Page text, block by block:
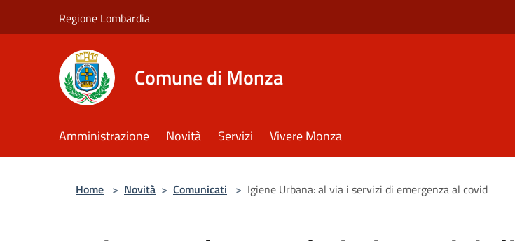
Regione Lombardia
Comune di Monza
Amministrazione Novità Servizi Vivere Monza
Home > Novità > Comunicati > Igiene Urbana: al via i servizi di emergenza al covid